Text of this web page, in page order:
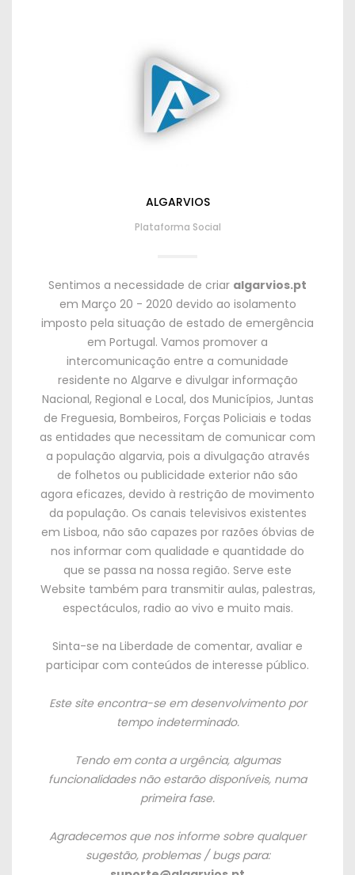
ALGARVIOS
Plataforma Social
Sentimos a necessidade de criar algarvios.pt
em Março 20 - 2020 devido ao isolamento
imposto pela situação de estado de emergência
em Portugal. Vamos promover a
intercomunicação entre a comunidade
residente no Algarve e divulgar informação
Nacional, Regional e Local, dos Municípios, Juntas
de Freguesia, Bombeiros, Forças Policiais e todas
as entidades que necessitam de comunicar com
a população algarvia, pois a divulgação através
de folhetos ou publicidade exterior não são
agora eficazes, devido à restrição de movimento
da população. Os canais televisivos existentes
em Lisboa, não são capazes por razões óbvias de
nos informar com qualidade e quantidade do
que se passa na nossa região. Serve este
Website também para transmitir aulas, palestras,
espectáculos, radio ao vivo e muito mais.
Sinta-se na Liberdade de comentar, avaliar e
participar com conteúdos de interesse público.
Este site encontra-se em desenvolvimento por
tempo indeterminado.
Tendo em conta a urgência, algumas
funcionalidades não estarão disponíveis, numa
primeira fase.
Agradecemos que nos informe sobre qualquer
sugestão, problemas / bugs para: